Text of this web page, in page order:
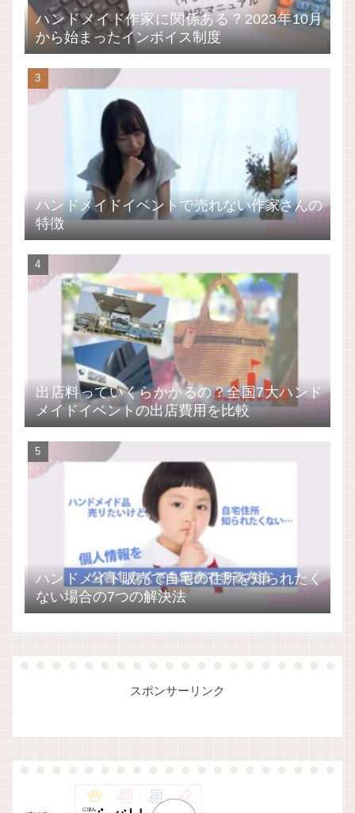
ハンドメイド作家に関係ある？2023年10月
から始まったインボイス制度
ハンドメイドイベントで売れない作家さんの
特徴
出店料っていくらかかるの？全国7大ハンド
メイドイベントの出店費用を比較
ハンドメイド販売で自宅の住所を知られたく
ない場合の7つの解決法
スポンサーリンク